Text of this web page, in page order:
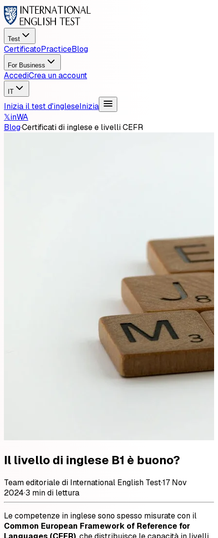
Test
CertificatoPracticeBlog
For Business
AccediCrea un account
IT
Inizia il test d'ingleseInizia
𝕏inWA
Blog·Certificati di inglese e livelli CEFR
Il livello di inglese B1 è buono?
Team editoriale di International English Test·17 Nov
2024·3 min di lettura
Le competenze in inglese sono spesso misurate con il
Common European Framework of Reference for